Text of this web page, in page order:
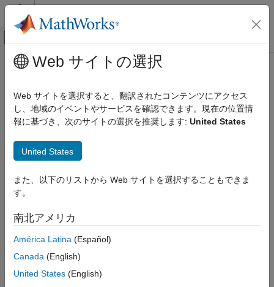
コンテンツへスキップ
オフキャンバス ナビゲーション メ
ドキュメンテーションのホーム
ロボティクスおよび自律システム
メインコンテンツ
この情報は役に立ちましたか？
Web サイトの選択
Web サイトを選択すると、翻訳されたコンテンツにアクセス
し、地域のイベントやサービスを確認できます。現在の位置情
報に基づき、次のサイトの選択を推奨します: United States
United States
また、以下のリストから Web サイトを選択することもできま
す。
南北アメリカ
América Latina (Español)
Canada (English)
United States (English)